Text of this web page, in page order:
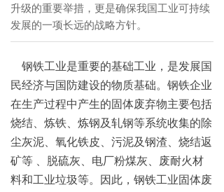
升级的重要举措，更是确保我国工业可持续
发展的一项长远的战略方针。
钢铁工业是重要的基础工业，是发展国
民经济与国防建设的物质基础。钢铁企业
在生产过程中产生的固体废弃物主要包括
烧结、炼铁、炼钢及轧钢等系统收集的除
尘灰泥、氧化铁皮、污泥及钢渣、烧结返
矿等 、脱硫灰、电厂粉煤灰、废耐火材
料和工业垃圾等。因此，钢铁工业固体废